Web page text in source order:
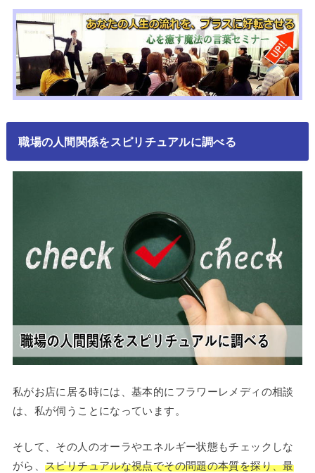
職場の人間関係をスピリチュアルに調べる
私がお店に居る時には、基本的にフラワーレメディの相談
は、私が伺うことになっています。
そして、その人のオーラやエネルギー状態もチェックしな
がら、スピリチュアルな視点でその問題の本質を探り、最